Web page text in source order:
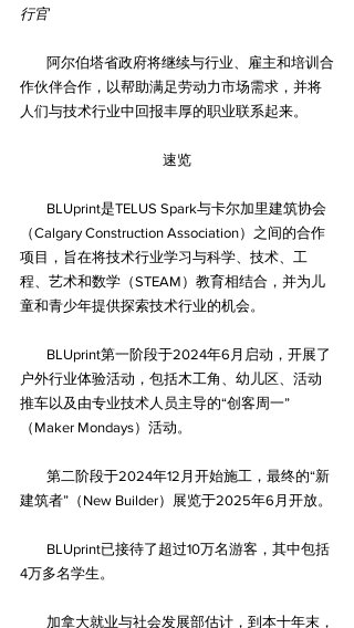
行官
阿尔伯塔省政府将继续与行业、雇主和培训合
作伙伴合作，以帮助满足劳动力市场需求，并将
人们与技术行业中回报丰厚的职业联系起来。
速览
BLUprint是TELUS Spark与卡尔加里建筑协会
（Calgary Construction Association）之间的合作
项目，旨在将技术行业学习与科学、技术、工
程、艺术和数学（STEAM）教育相结合，并为儿
童和青少年提供探索技术行业的机会。
BLUprint第一阶段于2024年6月启动，开展了
户外行业体验活动，包括木工角、幼儿区、活动
推车以及由专业技术人员主导的“创客周一”
（Maker Mondays）活动。
第二阶段于2024年12月开始施工，最终的“新
建筑者”（New Builder）展览于2025年6月开放。
BLUprint已接待了超过10万名游客，其中包括
4万多名学生。
加拿大就业与社会发展部估计，到本十年末，